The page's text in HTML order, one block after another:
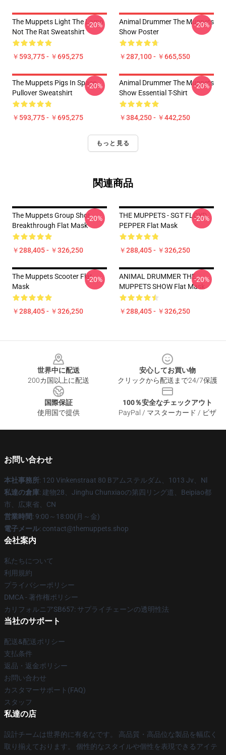
The Muppets Light The Lamp
Not The Rat Sweatshirt
￥593,775 - ￥695,275
-20%
Animal Drummer The Muppets
Show Poster
￥287,100 - ￥665,550
-20%
The Muppets Pigs In Space
Pullover Sweatshirt
￥593,775 - ￥695,275
-20%
Animal Drummer The Muppets
Show Essential T-Shirt
￥384,250 - ￥442,250
-20%
もっと見る
関連商品
The Muppets Group Shot
Breakthrough Flat Mask
￥288,405 - ￥326,250
-20%
THE MUPPETS - SGT FLOYD
PEPPER Flat Mask
￥288,405 - ￥326,250
-20%
The Muppets Scooter Flat
Mask
￥288,405 - ￥326,250
-20%
ANIMAL DRUMMER THE
MUPPETS SHOW Flat Mask
￥288,405 - ￥326,250
-20%
世界中に配送
200カ国以上に配送
安心してお買い物
クリックから配送まで24/7保護
国際保証
使用国で提供
100％安全なチェックアウト
PayPal / マスターカード / ビザ
お問い合わせ
本社事務所: 120 Vinkenstraat 80 Bアムステルダム、1013 Jv、Nl
私達の倉庫: 建物28、Jinghu Chunxiaoの第四リング道、Beipiao都
市、広東省、CN
営業時間: 9:00～18:00(月～金)
電子メール: contact@themuppets.shop
会社案内
私たちについて
利用規約
プライバシーポリシー
DMCA - 著作権ポリシー
カリフォルニアSB657: サプライチェーンの透明性法
当社のサポート
配送&配送ポリシー
支払条件
返品・返金ポリシー
お問い合わせ
カスタマーサポート(FAQ)
スタッフ
私達の店
設計チームは世界的に有名なです。 高品質・高品位な製品を幅広く
取り揃えております。 個性的なスタイルや個性を表現できるアイテ